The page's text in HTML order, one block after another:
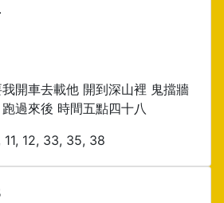
開車去載他 開到深山裡 鬼擋牆
過來後 時間五點四十八
12, 33, 35, 38